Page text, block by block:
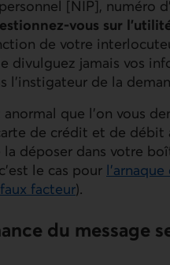
[NIP], numéro
vous sur
de votre
divulguez jamais vos
l’instigateur de la
que l’on vous
de crédit et de débit
la déposer dans votre
le cas pour
facteur).
du message